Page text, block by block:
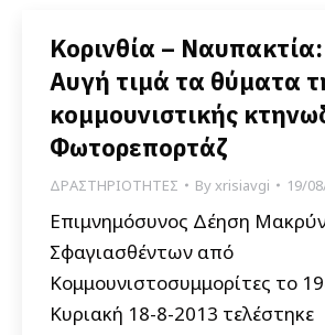
Κορινθία –
Αυγή τιμά τα θύματα
κομμουνιστικής
Φωτορεπορτάζ
ΔΡΑΣΤΗΡΙΟΤΗΤΕΣ Byxrisiavgi 19/
Επιμνημόσυνος Δέηση
Σφαγιασθέντων από
Κομμουνιστοσυμμορίτες το
Κυριακή 18-8-2013 τελέστηκε